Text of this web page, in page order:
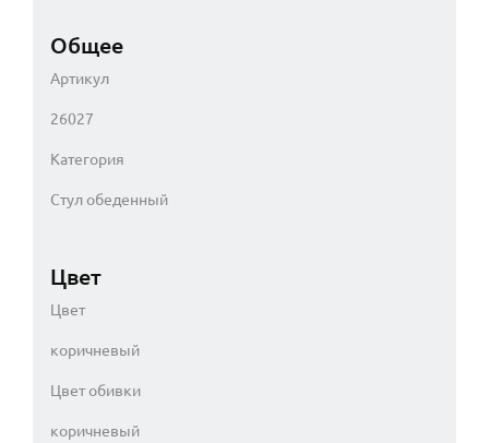
Общее
Артикул
26027
Категория
Стул обеденный
Цвет
Цвет
коричневый
Цвет обивки
коричневый